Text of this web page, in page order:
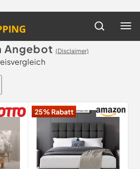
Angebot (Disclaimer)
25% Rabatt